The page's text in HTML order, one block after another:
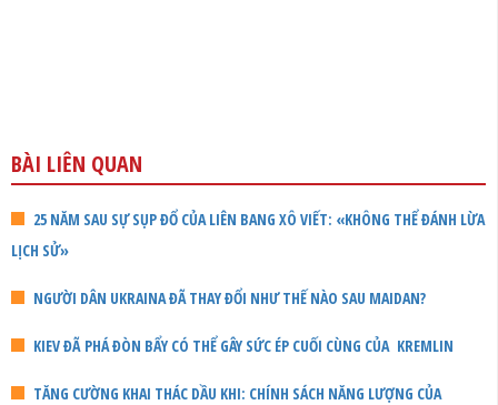
BÀI LIÊN QUAN
25 NĂM SAU SỰ SỤP ĐỔ CỦA LIÊN BANG XÔ VIẾT: «KHÔNG THỂ ĐÁNH LỪA
LỊCH SỬ»
NGƯỜI DÂN UKRAINA ĐÃ THAY ĐỔI NHƯ THẾ NÀO SAU MAIDAN?
KIEV ĐÃ PHÁ ĐÒN BẨY CÓ THỂ GÂY SỨC ÉP CUỐI CÙNG CỦA KREMLIN
TĂNG CƯỜNG KHAI THÁC DẦU KHI: CHÍNH SÁCH NĂNG LƯỢNG CỦA